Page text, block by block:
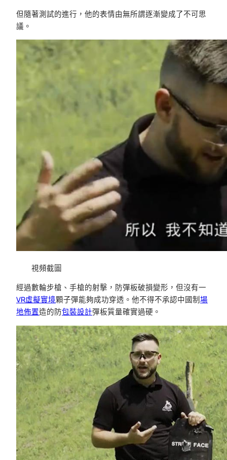
但隨著測試的進行，他的表情由無所謂逐漸變成了不可思
議。
視頻截圖
經過數輪步槍、手槍的射擊，防彈板破損變形，但沒有一
VR虛擬實境顆子彈能夠成功穿透。他不得不承認中國制 場
地佈置造的防包裝設計彈板質量確實過硬。